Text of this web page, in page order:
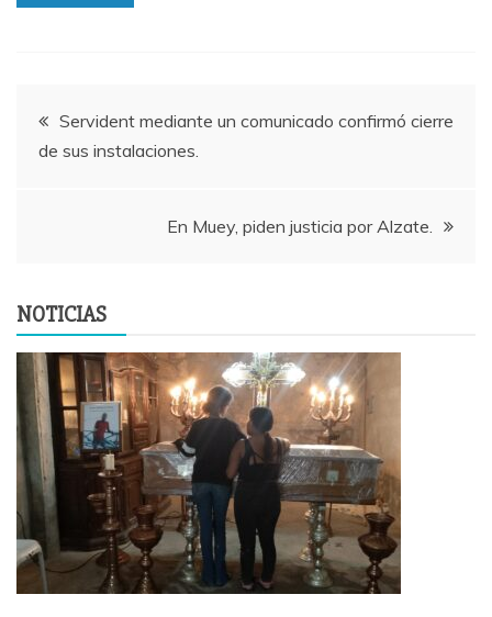
Navegación
de
Servident mediante un comunicado confirmó cierre
de sus instalaciones.
En Muey, piden justicia por Alzate.
NOTICIAS